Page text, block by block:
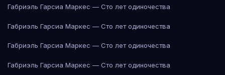
Габриэль Гарсиа Маркес — Сто лет одиночества
Габриэль Гарсиа Маркес — Сто лет одиночества
Габриэль Гарсиа Маркес — Сто лет одиночества
Габриэль Гарсиа Маркес — Сто лет одиночества